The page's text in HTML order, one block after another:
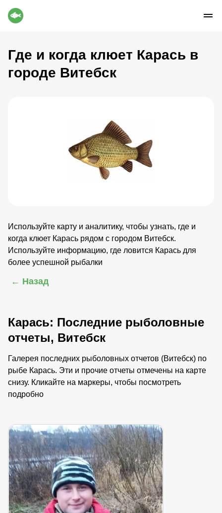
Где и когда клюет Карась в
городе Витебск
Используйте карту и аналитику, чтобы узнать, где и
когда клюет Карась рядом с городом Витебск.
Используйте информацию, где ловится Карась для
более успешной рыбалки
← Назад
Карась: Последние рыболовные
отчеты, Витебск
Галерея последних рыболовных отчетов (Витебск) по
рыбе Карась. Эти и прочие отчеты отмечены на карте
снизу. Кликайте на маркеры, чтобы посмотреть
подробно